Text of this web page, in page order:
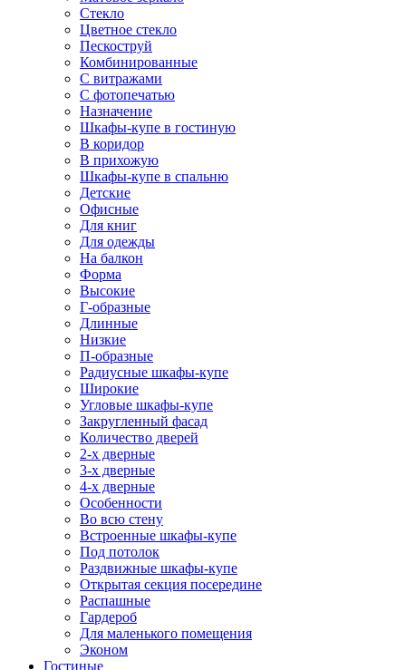
Стекло
Цветное стекло
Пескоструй
Комбинированные
С витражами
С фотопечатью
Назначение
Шкафы-купе в гостиную
В коридор
В прихожую
Шкафы-купе в спальню
Детские
Офисные
Для книг
Для одежды
На балкон
Форма
Высокие
Г-образные
Длинные
Низкие
П-образные
Радиусные шкафы-купе
Широкие
Угловые шкафы-купе
Закругленный фасад
Количество дверей
2-х дверные
3-х дверные
4-х дверные
Особенности
Во всю стену
Встроенные шкафы-купе
Под потолок
Раздвижные шкафы-купе
Открытая секция посередине
Распашные
Гардероб
Для маленького помещения
Эконом
Гостиные